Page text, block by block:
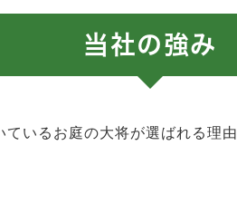
当社の強み
いるお庭の大将が選ばれる理